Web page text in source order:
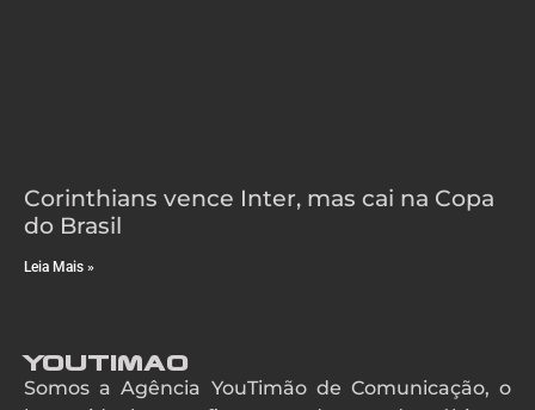
Corinthians vence Inter, mas cai na Copa
do Brasil
Leia Mais »
YouTimao
Somos a Agência YouTimão de Comunicação, o